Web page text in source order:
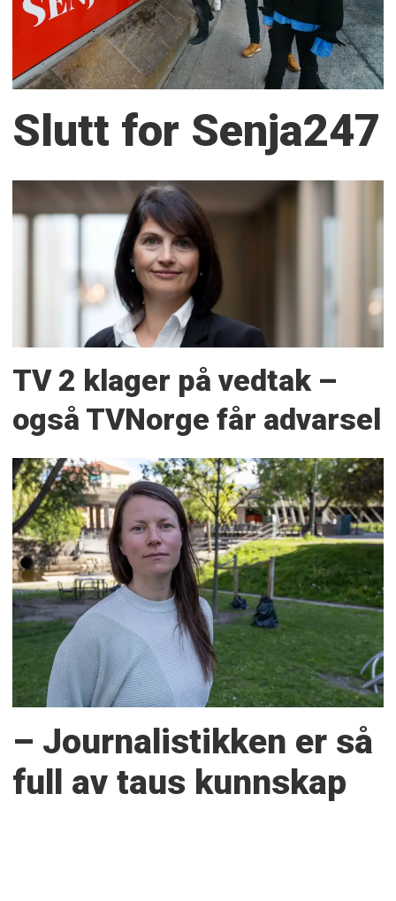
Slutt for Senja247
TV 2 klager på vedtak –
også TVNorge får advarsel
– Journalistikken er så
full av taus kunnskap